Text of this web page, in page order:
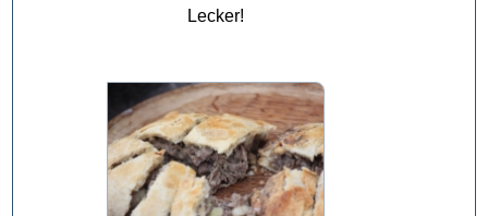
Lecker!